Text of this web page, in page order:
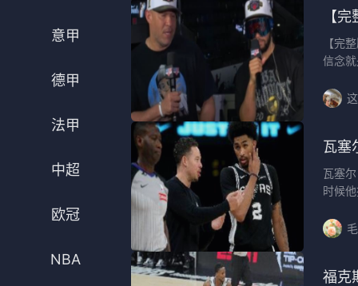
中超
欧冠
NBA
CBA
电竞
德甲
法甲
意甲
德甲
法甲
中超
欧冠
NBA
【
【完
信念
瓦塞
瓦塞
时候
福克